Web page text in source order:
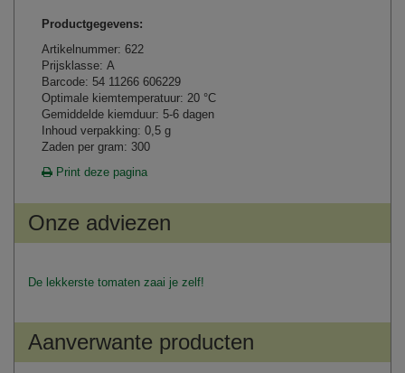
Productgegevens:
Artikelnummer: 622
Prijsklasse: A
Barcode: 54 11266 606229
Optimale kiemtemperatuur: 20 °C
Gemiddelde kiemduur: 5-6 dagen
Inhoud verpakking: 0,5 g
Zaden per gram: 300
Print deze pagina
Onze adviezen
De lekkerste tomaten zaai je zelf!
Aanverwante producten